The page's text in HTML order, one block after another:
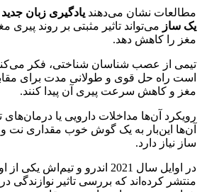
مطالعات نشان می‌دهند یادگیری زبان جدید
یک ساز می‌تواند تاثیر مثبتی بر روند پیری
مغز را کاهش دهد.
تیمی از عصب شناسان شناختی، فکر
است راه حل قوی و طولانی مدت برای
مغز و کاهش سرعت پیری آن پیدا کنند.
رویکرد آن‌ها مداخلات دارویی یا
آن‌ها این‌بار به یک گوش خوب مقداری نت و
ساز نیاز دارد.
در اوایل سال 2021 اندرو و تیم‌اش
منتشر کرده‌اند که بررسی تاثیر نوازندگی